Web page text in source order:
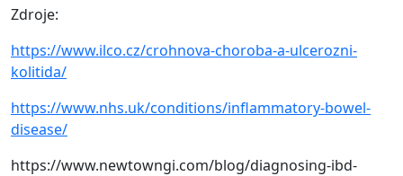
Zdroje:
https://www.ilco.cz/crohnova-choroba-a-ulcerozni-
kolitida/
https://www.nhs.uk/conditions/inflammatory-bowel-
disease/
https://www.newtowngi.com/blog/diagnosing-ibd-